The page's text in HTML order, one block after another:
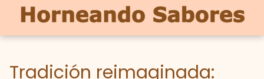
Tradición reimaginada: